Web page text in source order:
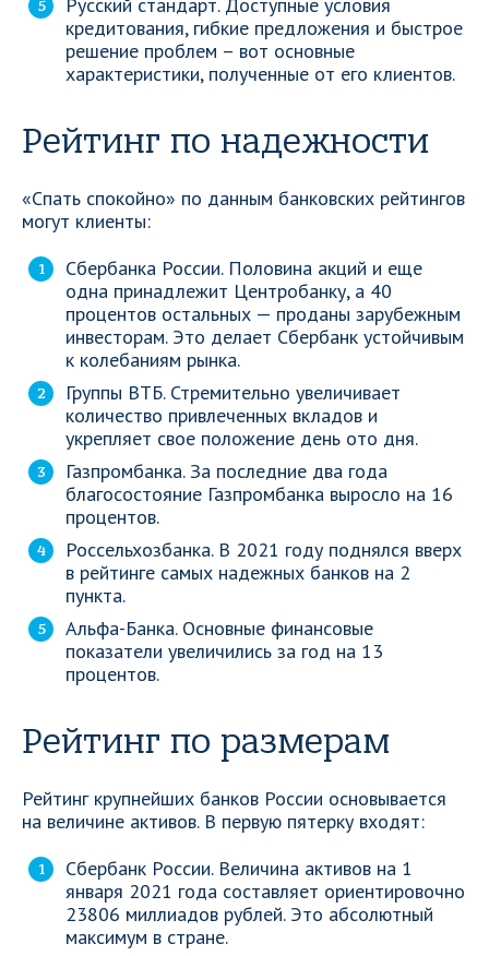
кредитования, гибкие предложения и быстрое
решение проблем – вот основные
характеристики, полученные от его клиентов.
Рейтинг по надежности
«Спать спокойно» по данным банковских рейтингов
могут клиенты:
Сбербанка России. Половина акций и еще
одна принадлежит Центробанку, а 40
процентов остальных — проданы зарубежным
инвесторам. Это делает Сбербанк устойчивым
к колебаниям рынка.
Группы ВТБ. Стремительно увеличивает
количество привлеченных вкладов и
укрепляет свое положение день ото дня.
Газпромбанка. За последние два года
благосостояние Газпромбанка выросло на 16
процентов.
Россельхозбанка. В 2021 году поднялся вверх
в рейтинге самых надежных банков на 2
пункта.
Альфа-Банка. Основные финансовые
показатели увеличились за год на 13
процентов.
Рейтинг по размерам
Рейтинг крупнейших банков России основывается
на величине активов. В первую пятерку входят:
Сбербанк России. Величина активов на 1
января 2021 года составляет ориентировочно
23806 миллиадов рублей. Это абсолютный
максимум в стране.